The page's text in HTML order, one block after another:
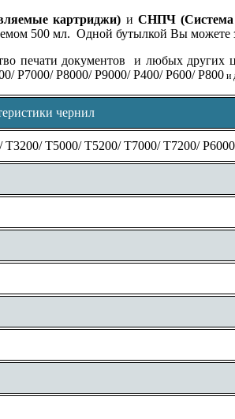
картриджи) иСНПЧ (Система
500 мл. Одной бутылкой Вы
печати документов и любых других
P7000/ P8000/ P9000/ P400/ P600/ P800 и
чернил
T5000/ T5200/ T7000/ T7200/